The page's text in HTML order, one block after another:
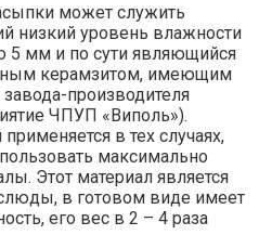
может служить
низкий уровень влажности
5 мм и по сути являющийся
керамзитом, имеющим
производителя
ЧПУП «Виполь»).
в тех случаях,
максимально
Этот материал является
в готовом виде имеет
его вес в 2 – 4 раза